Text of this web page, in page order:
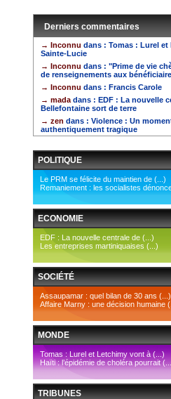
Derniers commentaires
→ Inconnu dans : Tomas : Lurel
Sainte-Lucie
→ Inconnu dans : "Prime de vie
de renseignements aux
→ Inconnu dans : Francis Carole
→ mada dans : EDF : La nouvelle
Bellefontaine sort de terre
→ zen dans : Violence : Un
authentiquement tragique
POLITIQUE
Le PRM se félicite du maintien de (...)
Remaniement : les socialistes
ECONOMIE
EDF : La nouvelle centrale de (...)
Les entreprises martiniquaises (...)
SOCIÉTÉ
Assaupamar : quel bilan de 30 ans (...)
Affaire Marny : une décision humaine
MONDE
Tomas : Lurel et Letchimy vont à (...)
Haïti : l’épidémie de choléra pourrait
TRIBUNES